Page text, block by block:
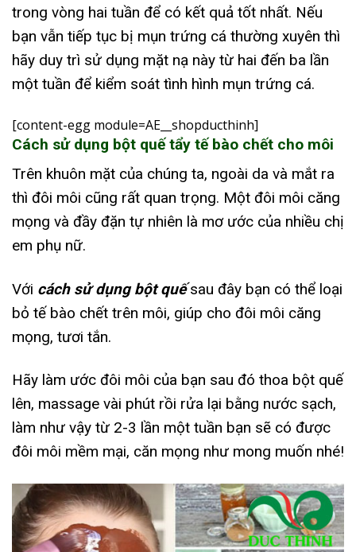
trong vòng hai tuần để có kết quả tốt nhất. Nếu
bạn vẫn tiếp tục bị mụn trứng cá thường xuyên thì
hãy duy trì sử dụng mặt nạ này từ hai đến ba lần
một tuần để kiểm soát tình hình mụn trứng cá.
[content-egg module=AE__shopducthinh]
Cách sử dụng bột quế tẩy tế bào chết cho môi
Trên khuôn mặt của chúng ta, ngoài da và mắt ra
thì đôi môi cũng rất quan trọng. Một đôi môi căng
mọng và đầy đặn tự nhiên là mơ ước của nhiều chị
em phụ nữ.
Với cách sử dụng bột quếsau đây bạn có thể loại
bỏ tế bào chết trên môi, giúp cho đôi môi căng
mọng, tươi tắn.
Hãy làm ước đôi môi của bạn sau đó thoa bột quế
lên, massage vài phút rồi rửa lại bằng nước sạch,
làm như vậy từ 2-3 lần một tuần bạn sẽ có được
đôi môi mềm mại, căn mọng như mong muốn nhé!